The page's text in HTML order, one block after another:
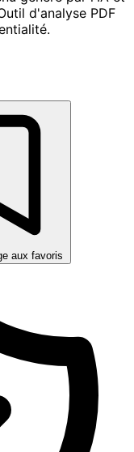
d'analyse PDF
aux favoris